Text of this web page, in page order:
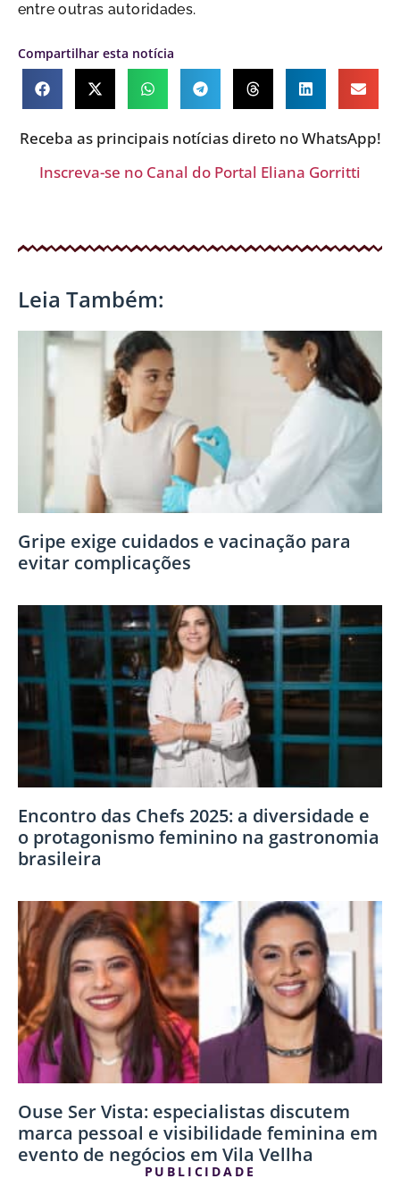
entre outras autoridades.
Compartilhar esta notícia
Receba as principais notícias direto no WhatsApp!
Inscreva-se no Canal do Portal Eliana Gorritti
Leia Também:
Gripe exige cuidados e vacinação para
evitar complicações
Encontro das Chefs 2025: a diversidade e
o protagonismo feminino na gastronomia
brasileira
Ouse Ser Vista: especialistas discutem
marca pessoal e visibilidade feminina em
evento de negócios em Vila Vellha
PUBLICIDADE